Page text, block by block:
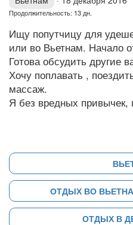
Продолжительность: 13 дн.
Ищу попутчицу для
или во Вьетнам. Начало
Готова обсудить другие
Хочу поплавать ,
массаж.
Я без вредных привычек,
ОТДЫХ ВО
ОТДЫХ В